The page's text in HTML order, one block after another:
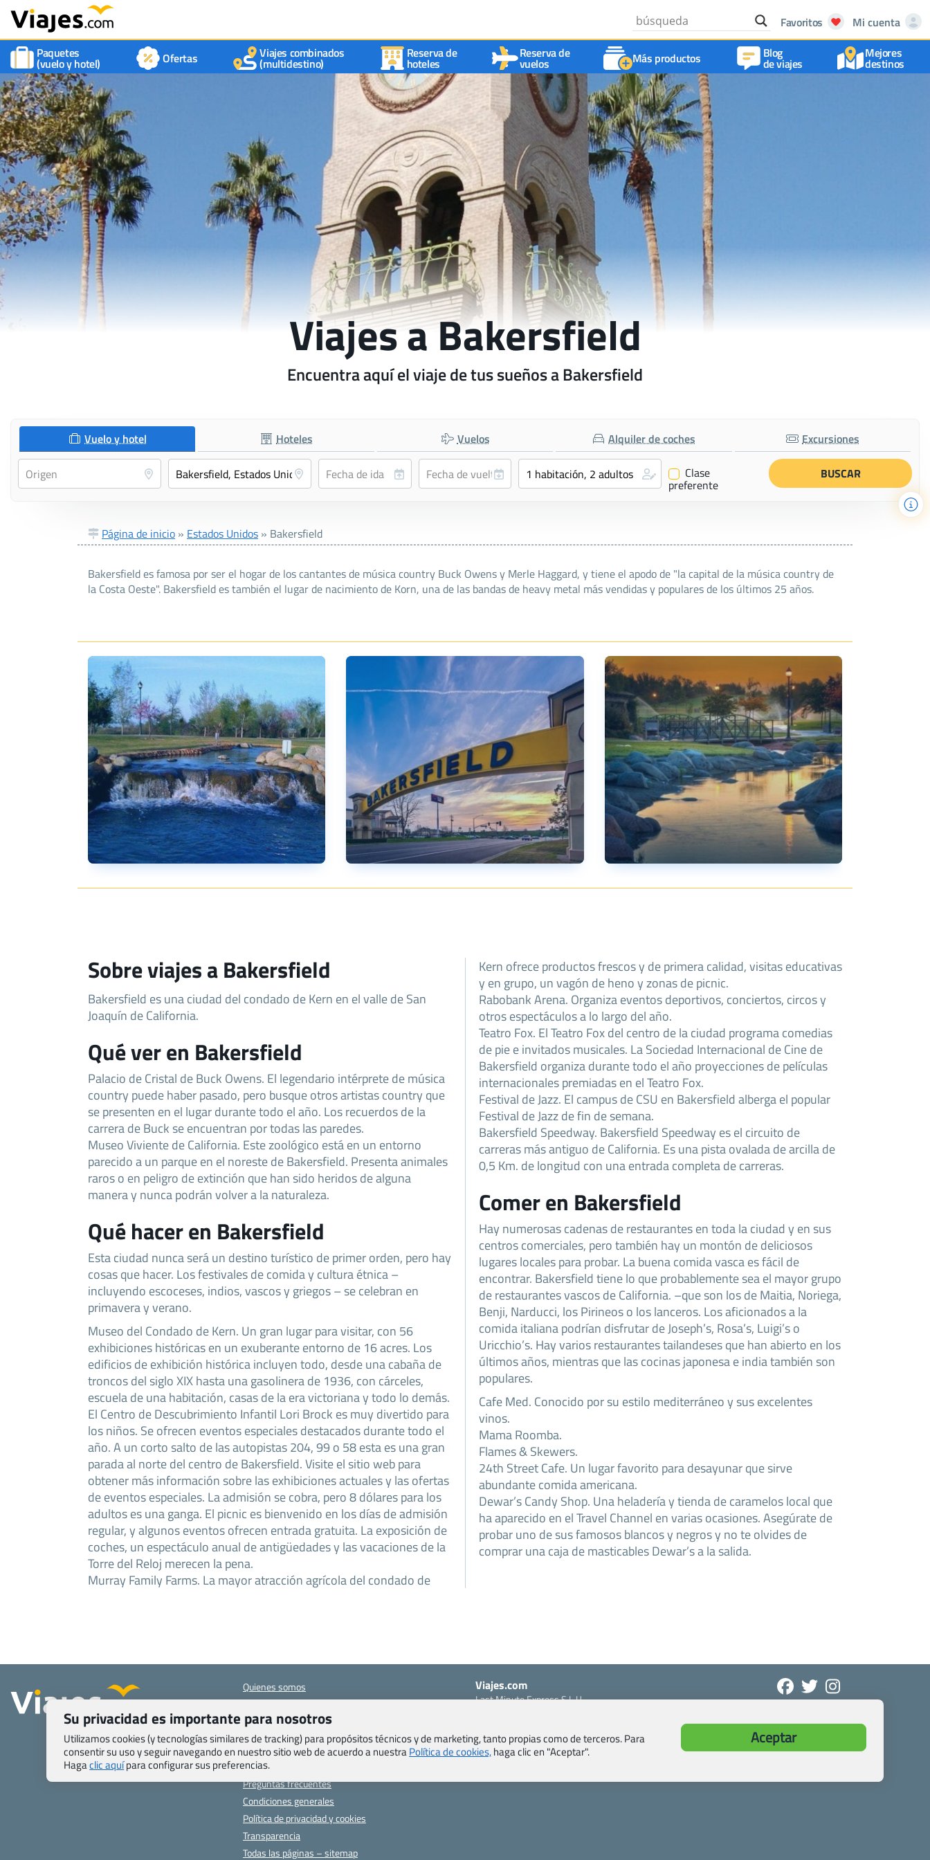
Favoritos
Mi cuenta
Paquetes
(vuelo y hotel) Ofertas Viajes combinados
(multidestino)
Reserva de
hoteles
Reserva de
vuelos Más productos Blog
de viajes
Mejores
destinos
Viajes a Bakersfield
Encuentra aquí el viaje de tus sueños a Bakersfield
Vuelo y hotel Hoteles Vuelos Alquiler de coches Excursiones
✔ Clase
preferente
Página de inicio » Estados Unidos » Bakersfield
Bakersfield es famosa por ser el hogar de los cantantes de música country Buck Owens y Merle Haggard, y tiene el apodo de "la capital de la música country de
la Costa Oeste". Bakersfield es también el lugar de nacimiento de Korn, una de las bandas de heavy metal más vendidas y populares de los últimos 25 años.
Sobre viajes a Bakersfield
Bakersfield es una ciudad del condado de Kern en el valle de San
Joaquín de California.
Qué ver en Bakersfield
Palacio de Cristal de Buck Owens. El legendario intérprete de música
country puede haber pasado, pero busque otros artistas country que
se presenten en el lugar durante todo el año. Los recuerdos de la
carrera de Buck se encuentran por todas las paredes.
Museo Viviente de California. Este zoológico está en un entorno
parecido a un parque en el noreste de Bakersfield. Presenta animales
raros o en peligro de extinción que han sido heridos de alguna
manera y nunca podrán volver a la naturaleza.
Qué hacer en Bakersfield
Esta ciudad nunca será un destino turístico de primer orden, pero hay
cosas que hacer. Los festivales de comida y cultura étnica –
incluyendo escoceses, indios, vascos y griegos – se celebran en
primavera y verano.
Museo del Condado de Kern. Un gran lugar para visitar, con 56
exhibiciones históricas en un exuberante entorno de 16 acres. Los
edificios de exhibición histórica incluyen todo, desde una cabaña de
troncos del siglo XIX hasta una gasolinera de 1936, con cárceles,
escuela de una habitación, casas de la era victoriana y todo lo demás.
El Centro de Descubrimiento Infantil Lori Brock es muy divertido para
los niños. Se ofrecen eventos especiales destacados durante todo el
año. A un corto salto de las autopistas 204, 99 o 58 esta es una gran
parada al norte del centro de Bakersfield. Visite el sitio web para
obtener más información sobre las exhibiciones actuales y las ofertas
de eventos especiales. La admisión se cobra, pero 8 dólares para los
adultos es una ganga. El picnic es bienvenido en los días de admisión
regular, y algunos eventos ofrecen entrada gratuita. La exposición de
coches, un espectáculo anual de antigüedades y las vacaciones de la
Torre del Reloj merecen la pena.
Murray Family Farms. La mayor atracción agrícola del condado de
Kern ofrece productos frescos y de primera calidad, visitas educativas
y en grupo, un vagón de heno y zonas de picnic.
Rabobank Arena. Organiza eventos deportivos, conciertos, circos y
otros espectáculos a lo largo del año.
Teatro Fox. El Teatro Fox del centro de la ciudad programa comedias
de pie e invitados musicales. La Sociedad Internacional de Cine de
Bakersfield organiza durante todo el año proyecciones de películas
internacionales premiadas en el Teatro Fox.
Festival de Jazz. El campus de CSU en Bakersfield alberga el popular
Festival de Jazz de fin de semana.
Bakersfield Speedway. Bakersfield Speedway es el circuito de
carreras más antiguo de California. Es una pista ovalada de arcilla de
0,5 Km. de longitud con una entrada completa de carreras.
Comer en Bakersfield
Hay numerosas cadenas de restaurantes en toda la ciudad y en sus
centros comerciales, pero también hay un montón de deliciosos
lugares locales para probar. La buena comida vasca es fácil de
encontrar. Bakersfield tiene lo que probablemente sea el mayor grupo
de restaurantes vascos de California. –que son los de Maitia, Noriega,
Benji, Narducci, los Pirineos o los lanceros. Los aficionados a la
comida italiana podrían disfrutar de Joseph’s, Rosa’s, Luigi’s o
Uricchio’s. Hay varios restaurantes tailandeses que han abierto en los
últimos años, mientras que las cocinas japonesa e india también son
populares.
Cafe Med. Conocido por su estilo mediterráneo y sus excelentes
vinos.
Mama Roomba.
Flames & Skewers.
24th Street Cafe. Un lugar favorito para desayunar que sirve
abundante comida americana.
Dewar’s Candy Shop. Una heladería y tienda de caramelos local que
ha aparecido en el Travel Channel en varias ocasiones. Asegúrate de
probar uno de sus famosos blancos y negros y no te olvides de
comprar una caja de masticables Dewar’s a la salida.
Quienes somos
Contacto
Pasaporte, Visado, Salud y otras disposiciones
específicas
Blog de Viajes.com
Registro de agencias
Preguntas frecuentes
Condiciones generales
Política de privacidad y cookies
Transparencia
Todas las páginas – sitemap
Viajes.com
Last Minute Express S.L.U.
Santa Cruz de Tenerife – España
CIF: B76740091
Su privacidad es importante para nosotros
Utilizamos cookies (y tecnologías similares de tracking) para propósitos técnicos y de marketing, tanto propias como de terceros. Para
consentir su uso y seguir navegando en nuestro sitio web de acuerdo a nuestraPolítica de cookies,haga clic en "Aceptar".
Hagaclic aquípara configurar sus preferencias.
Aceptar